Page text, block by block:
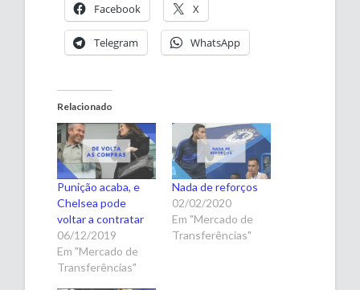
Facebook X
Telegram WhatsApp
Relacionado
Punição acaba, e
Chelsea pode
voltar a contratar
06/12/2019
Em "Mercado de
Transferências"
Nada de reforços
02/02/2020
Em "Mercado de
Transferências"